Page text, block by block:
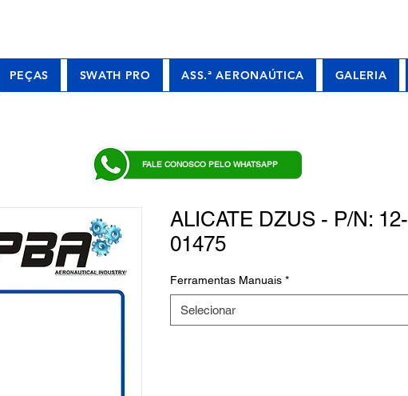
PEÇAS SWATH PRO ASS.ª AERONAÚTICA GALERIA
FALE CONOSCO PELO WHATSAPP
ALICATE DZUS - P/N: 12-
01475
Ferramentas Manuais *
Selecionar